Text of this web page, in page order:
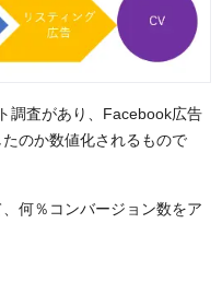
調査があり、Facebook広告
のか数値化されるもので
何％コンバージョン数をア